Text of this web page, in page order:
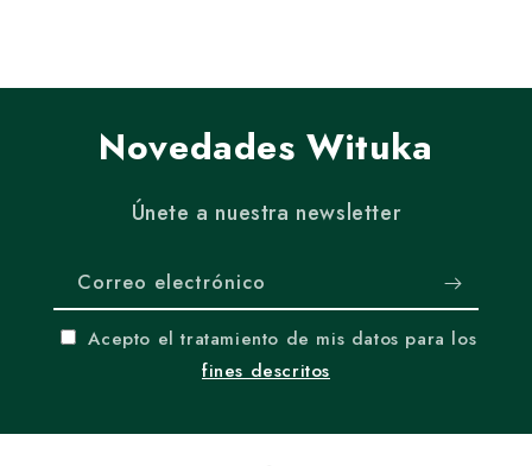
Novedades Wituka
Únete a nuestra newsletter
Correo electrónico
Acepto el tratamiento de mis datos para los
fines descritos